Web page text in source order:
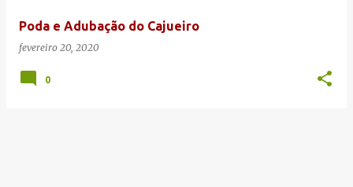
Poda e Adubação do Cajueiro
fevereiro 20, 2020
0